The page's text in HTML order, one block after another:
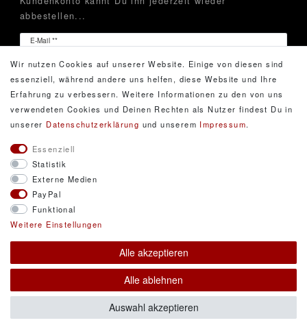
abbestellen...
E-Mail **
Newsletter
Hiermit bestätige ich, dass ich die
Daten­schutz­erklärung
gelesen habe. Meine Einwilligung kann ich jederzeit
widerrufen.**
© Copyright 2026 DarXity GbR. Gestaltung, Design
und Style durch DarXity GbR. Alle Rechte
vorbehalten.
Alle Preise inklusive gesetzlicher Mehrwertsteuer und
zuzüglich Versandkosten. * Pflichtfeld
Wir nutzen Cookies auf unserer Website. Einige von diesen sind
essenziell, während andere uns helfen, diese Website und Ihre
Erfahrung zu verbessern. Weitere Informationen zu den von uns
verwendeten Cookies und Deinen Rechten als Nutzer findest Du in
unserer Daten­schutz­erklärung und unserem Impressum.
Essenziell
Statistik
Externe Medien
PayPal
Funktional
Weitere Einstellungen
Alle akzeptieren
Alle ablehnen
Auswahl akzeptieren